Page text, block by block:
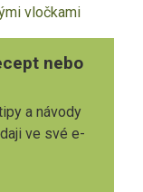
vločkami
nebo
a návody
ve své e-